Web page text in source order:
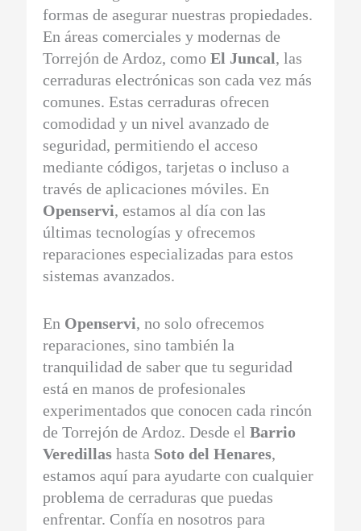
formas de asegurar nuestras propiedades.
En áreas comerciales y modernas de
Torrejón de Ardoz, comoEl Juncal, las
cerraduras electrónicas son cada vez más
comunes. Estas cerraduras ofrecen
comodidad y un nivel avanzado de
seguridad, permitiendo el acceso
mediante códigos, tarjetas o incluso a
través de aplicaciones móviles. En
Openservi, estamos al día con las
últimas tecnologías y ofrecemos
reparaciones especializadas para estos
sistemas avanzados.
En Openservi, no solo ofrecemos
reparaciones, sino también la
tranquilidad de saber que tu seguridad
está en manos de profesionales
experimentados que conocen cada rincón
de Torrejón de Ardoz. Desde elBarrio
Veredillas hasta Soto del Henares,
estamos aquí para ayudarte con cualquier
problema de cerraduras que puedas
enfrentar. Confía en nosotros para